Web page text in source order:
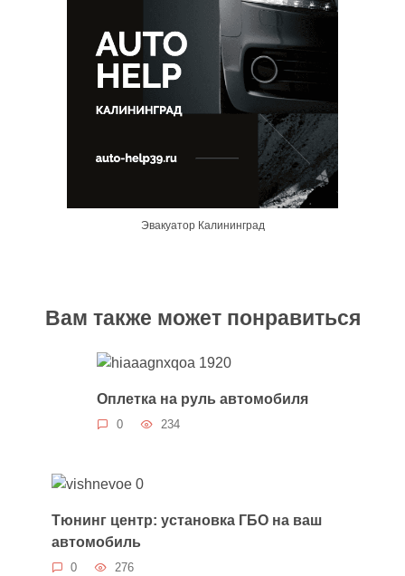
Эвакуатор Калининград
Вам также может понравиться
Оплетка на руль автомобиля
0 234
Тюнинг центр: установка ГБО на ваш
автомобиль
0 276